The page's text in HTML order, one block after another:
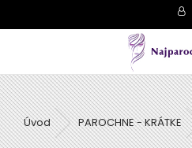
Úvod PAROCHNE - KRÁTKE